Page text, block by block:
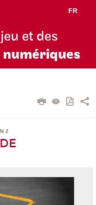
FR
et des
numériques
2